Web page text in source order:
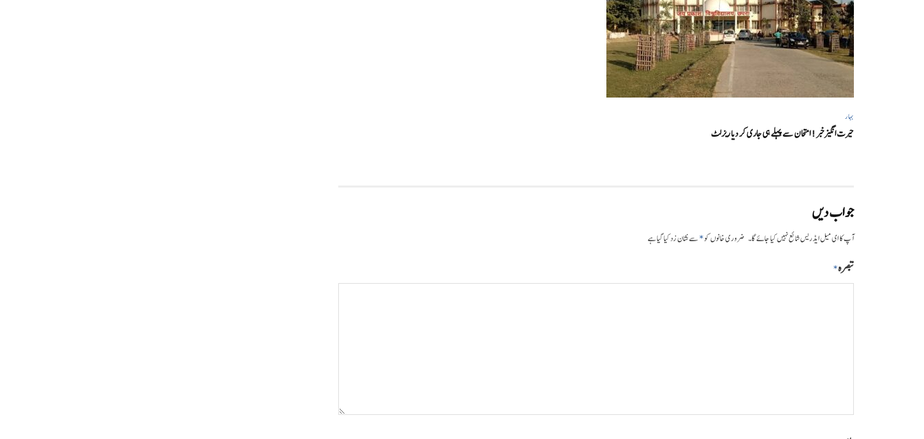
بہار
حیرت انگیزخبر ! امتحان سے پہلے ہی جاری کر دیا ریزلٹ
جواب دیں
آپ کا ای میل ایڈریس شائع نہیں کیا جائے گا۔ ضروری خانوں کو*سے نشان زد کیا گیا ہے
تبصرہ*